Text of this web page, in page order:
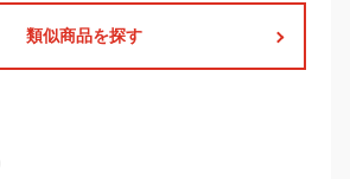
類似商品を探す